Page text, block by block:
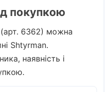
покупкою
(арт. 6362) можна
Shtyrman.
наявність і